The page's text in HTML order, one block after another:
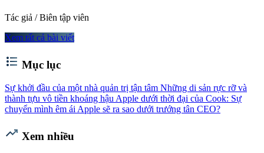
Tác giả / Biên tập viên
Xem tất cả bài viết
format_list_bulleted Mục lục
Sự khởi đầu của một nhà quản trị tận tâm Những di sản rực rỡ và
thành tựu vô tiền khoáng hậu Apple dưới thời đại của Cook: Sự
chuyển mình êm ái Apple sẽ ra sao dưới trướng tân CEO?
trending_up Xem nhiều